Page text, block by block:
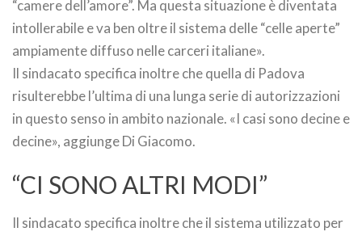
“camere dell’amore”. Ma questa situazione è diventata
intollerabile e va ben oltre il sistema delle “celle aperte”
ampiamente diffuso nelle carceri italiane».
Il sindacato specifica inoltre che quella di Padova
risulterebbe l’ultima di una lunga serie di autorizzazioni
in questo senso in ambito nazionale. «I casi sono decine e
decine», aggiunge Di Giacomo.
“CI SONO ALTRI MODI”
Il sindacato specifica inoltre che il sistema utilizzato per